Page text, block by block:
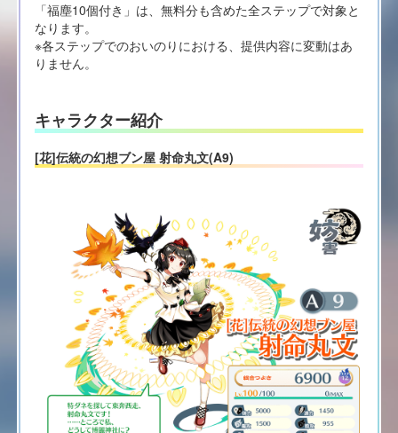
「福塵10個付き」は、無料分も含めた全ステップで対象と
なります。
※各ステップでのおいのりにおける、提供内容に変動はあ
りません。
キャラクター紹介
[花]伝統の幻想ブン屋 射命丸文(A9)